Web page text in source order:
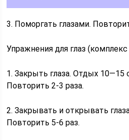
3. Поморгать глазами.
Упражнения для глаз (комплекс
1. Закрыть глаза. Отдых 10—15
Повторить 2-3 раза.
2. Закрывать и открывать
Повторить 5-6 раз.